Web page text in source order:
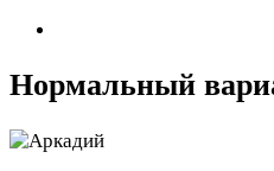
Нормальный